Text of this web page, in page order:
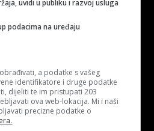
Terms of use
cookies) Cookie Policy
uvidi u publiku i razvoj usluga
podacima na uređaju
a podatke s vašeg
identifikatore i druge podatke
dijeliti te im pristupati 203
ova web-lokacija. Mi i naši
precizne podatke o